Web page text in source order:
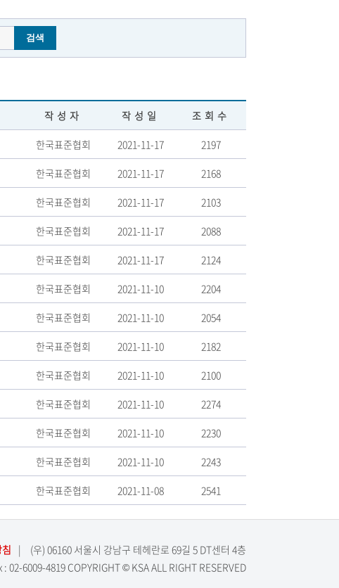
작성자 작성일 조회수
한국표준협회 2021-11-17 2197
한국표준협회 2021-11-17 2168
한국표준협회 2021-11-17 2103
한국표준협회 2021-11-17 2088
한국표준협회 2021-11-17 2124
한국표준협회 2021-11-10 2204
한국표준협회 2021-11-10 2054
한국표준협회 2021-11-10 2182
한국표준협회 2021-11-10 2100
한국표준협회 2021-11-10 2274
한국표준협회 2021-11-10 2230
한국표준협회 2021-11-10 2243
한국표준협회 2021-11-08 2541
|
(우) 06160 서울시 강남구 테헤란로 69길 5 DT센터 4층
02-6009-4819 COPYRIGHT © KSA ALL RIGHT RESERVED